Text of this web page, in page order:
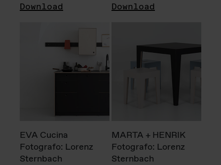
Download Download
EVA Cucina
Fotografo: Lorenz
Sternbach
MARTA + HENRIK
Fotografo: Lorenz
Sternbach